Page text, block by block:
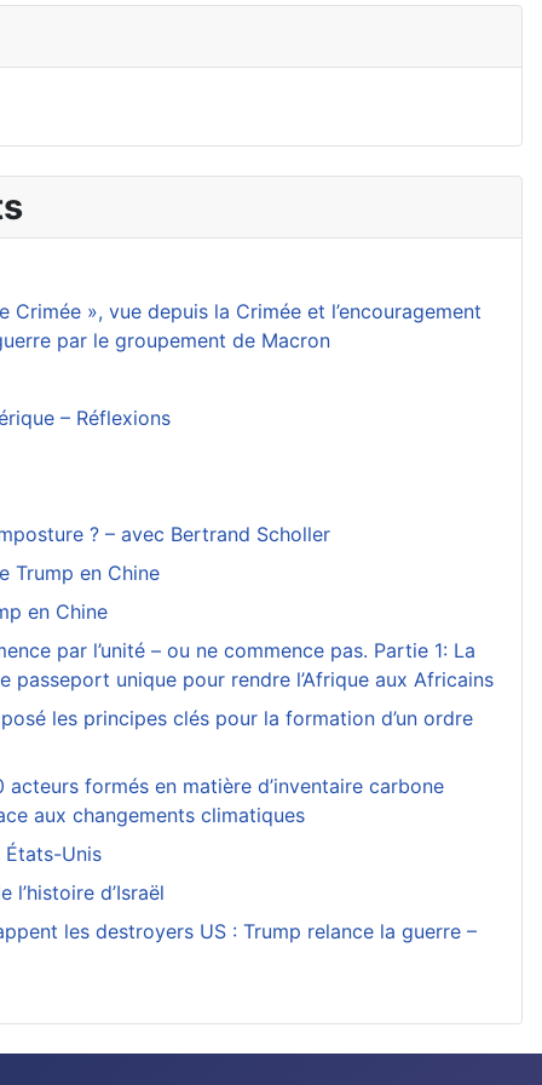
Crimée », vue depuis la Crimée et l’encouragement
par le groupement de Macron
– Réflexions
? – avec Bertrand Scholler
Trump en Chine
en Chine
par l’unité – ou ne commence pas. Partie 1: La
passeport unique pour rendre l’Afrique aux Africains
les principes clés pour la formation d’un ordre
acteurs formés en matière d’inventaire carbone
aux changements climatiques
États-Unis
l’histoire d’Israël
les destroyers US : Trump relance la guerre –